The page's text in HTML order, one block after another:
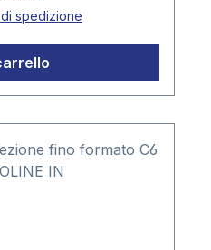
115 x 163
spedizione